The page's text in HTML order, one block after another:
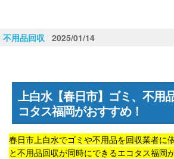
不用品回収 2025/01/14
上白水【春日市】ゴミ、不用
コタス福岡がおすすめ！
春日市上白水でゴミや不用品を回収業者に
と不用品回収が同時にできるエコタス福岡